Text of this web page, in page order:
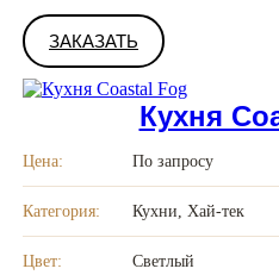
ЗАКАЗАТЬ
Кухня
Цена: По запросу
Категория: Кухни, Хай-тек
Цвет: Светлый